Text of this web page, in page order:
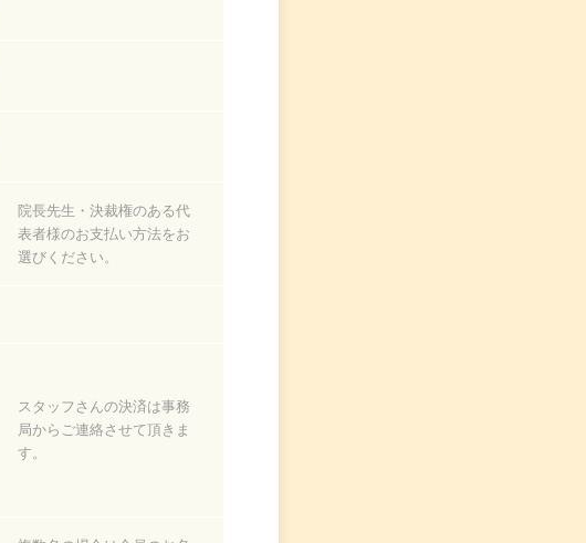
院長先生・決裁権のある代
表者様のお支払い方法をお
選びください。
スタッフさんの決済は事務
局からご連絡させて頂きま
す。